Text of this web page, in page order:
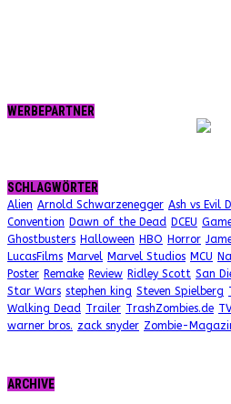
WERBEPARTNER
SCHLAGWÖRTER
Alien Arnold Schwarzenegger Ash vs Evil
Convention Dawn of the Dead DCEU
Ghostbusters Halloween HBO Horror
LucasFilms Marvel Marvel Studios MCU
Poster Remake Review Ridley Scott San
Star Wars stephen king Steven Spielberg
Walking Dead Trailer TrashZombies.de
warner bros. zack snyder Zombie-
ARCHIVE